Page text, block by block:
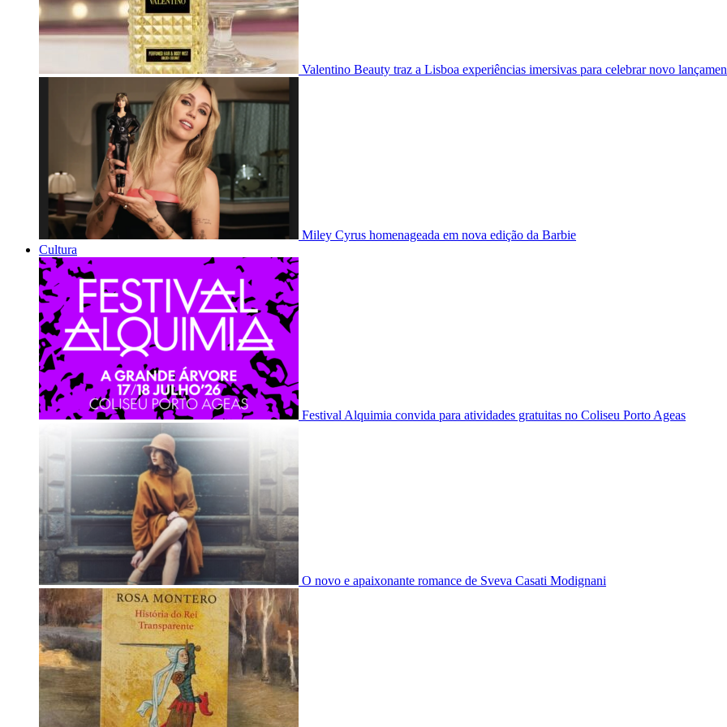
Valentino Beauty traz a Lisboa experiências imersivas para celebrar novo
Miley Cyrus homenageada em nova edição da Barbie
Cultura
Festival Alquimia convida para atividades gratuitas no Coliseu Porto Ageas
O novo e apaixonante romance de Sveva Casati Modignani